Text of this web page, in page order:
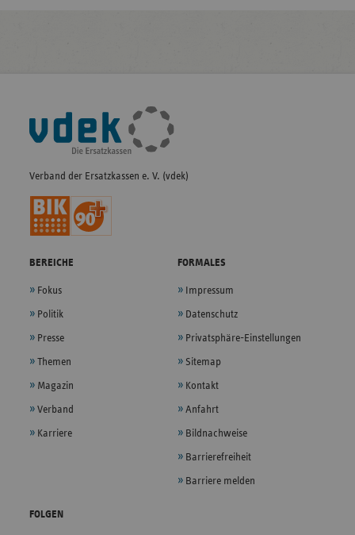
Fußleisten-
Navigation
Verband der Ersatzkassen e. V. (vdek)
BEREICHE
Fokus
Politik
Presse
Themen
Magazin
Verband
Karriere
FORMALES
Impressum
Datenschutz
Privatsphäre-Einstellungen
Sitemap
Kontakt
Anfahrt
Bildnachweise
Barrierefreiheit
Barriere melden
FOLGEN